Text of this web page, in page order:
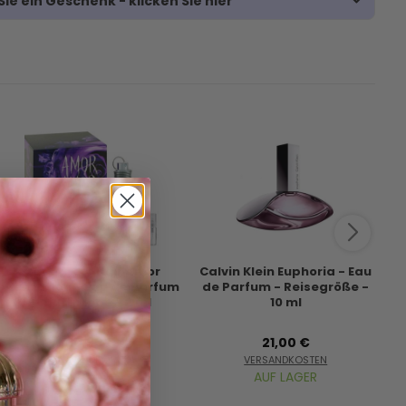
Cacharel Amor Amor
Tentation - Eau de Parfum
- Duftprobe - 2 ml
10,95 €
VERSANDKOSTEN
AUF LAGER
Calvin Klein Euphoria - Eau
de Parfum - Reisegröße -
10 ml
21,00 €
VERSANDKOSTEN
AUF LAGER